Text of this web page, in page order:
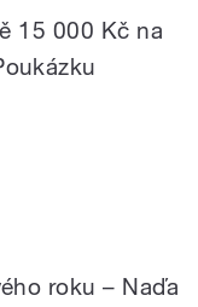
15 000 Kč na
roku – Naďa